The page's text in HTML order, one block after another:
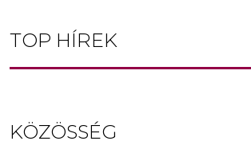
TOP HÍREK
KÖZÖSSÉG